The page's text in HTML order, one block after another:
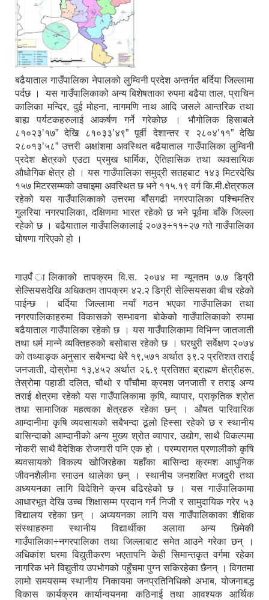
बढैयाताल गाउँपालिका नेपालको लुम्विनी प्रदेश अन्तर्गत बर्दिया जिल्लामा
पर्दछ । यस गाउँपालिकाको अन्य बिशेषताका रुपमा बढैया ताल, प्राचिन
कालिका मन्दिर, दुई मोहना, नागमणि नाथ आदि जसले आन्तरिक तथा
बाह्य पर्यटकहरुलाई आकर्षण गर्ने गरेकोछ । भौगोलिक हिसाबले
८१०२३’१७” देखि ८१०३३’४९” पूर्वी देशान्तर र २८०४’११” देखि
२८०१३’५८” उत्तरी अक्षांशमा अवस्थित बढैयाताल गाउँपालिका लुम्विनी
प्रदेश क्षेत्रको एउटा प्रमुख धार्मिक, ऐतिहासिक तथा व्यवसायिक
औधोगिक क्षेत्र हो । यस गाउँपालिका समुद्री सतहबाट १४३ मिटरदेखि
१५७ मिटरसम्मको उचाइमा अवस्थित छ भने ११५.१९ वर्ग कि.मी.क्षेत्रफल
रहेको यस गाउँपालिकाको उत्तरमा बाँसगढी नगरपालिका पश्चिमतिर
गुलरिया नगरपालिका, दक्षिणमा भारत रहेको छ भने पूर्वमा बाँके जिल्ला
रहेको छ । बढैयाताल गाउँपालिकालाई २०७३÷११÷२७ गते गाउँपालिका
घोषणा गरिएको हो ।
गाउपँ ालिकाको तापक्रम वि.स. २०७४ मा न्यूनतम ७.७ डिग्री
सेल्सियसदेखि अधिकतम तापक्रम ४२.२ डिग्री सेल्सियसका बीच रहेको
पाईन्छ । बर्दिया जिल्लामा नयाँ गठन भएका गाउँपालिका तथा
नगरपालिकाहरुमा विकासको सम्भावना बोकेको गाउँपालिकाको रुपमा
बढैयाताल गाउँपालिका रहेको छ । यस गाउँपालिकामा विभिन्न जातजाती
तथा धर्म मान्ने व्यक्तिहरुको बसोबास रहेको छ । घरधुरी सर्वेक्षण २०७४
को तथ्याङ्क अनुसार सबैभन्दा धेरै १९,५७१ अर्थात ३९.२ प्रतिशत तराई
जनजाती, दोस्रोमा १३,४५२ अर्थात २६.९ प्रतिशत ब्राह्मण क्षेत्रीहरू,
तेस्रोमा पहाडी दलित, चौथो र पाँचौमा क्रमश जनजाती र तराइ अन्य
तराई क्षेत्रमा रहेको यस गाउँपालिकामा कृषि, व्यापार, प्राकृतिक श्रोत
तथा सामाजिक महत्वका क्षेत्रहरु रहेका छन् । औषत पारिवारिक
आम्दानीमा कृषि व्यवसायको सबैभन्दा ठूलो हिस्सा रहेको छ र स्थानीय
बासिन्दाको आम्दानीको अन्य मुख्य श्रोत व्यापार, उद्योग, साथै विकल्पमा
नोकरी साथै वैदेशिक रोजगारी पनि एक हो । परम्परागत प्रणालीको कृषि
ब्यवसायको विकल्प खोजिरहेका यहाँका बासिन्दा क्रमश आधुनिक
जीवनशैलीमा रमाउन थालेका छन् । स्थानीय जनशक्ति मजदुरी तथा
अध्ययनका लागि विदेशिने क्रम बढिरहेको छ । यस गाउँपालिकामा
आधारभूत देखि उच्च शिक्षासम्म प्रदान गर्ने निजी र सामुदायिक गरेर ५३
विद्यालय रहेका छन् । अध्ययनका लागि यस गाउँपालिकाका शैक्षिक
संस्थाहरुमा स्थानीय विद्यार्थीका अलावा अन्य छिमेकी
गाउँपालिका÷नगरपालिका तथा जिल्लाबाट समेत आउने गरेका छन् ।
अधिकांश घरमा विद्युतीकरण भएतापनि केही सिमान्तकृत वर्गमा रहेका
नागरिक भने विद्युतीय उपभोगको पहुँचमा पुग्न सकिरहेका छैनन् । विगतमा
लामो समयसम्म स्थानीय निकायमा जनप्रतिनिधिको अभाब, योजनाबद्ध
विकास कार्यक्रम कार्यान्वयनमा कठिनाई तथा आवश्यक आर्थिक